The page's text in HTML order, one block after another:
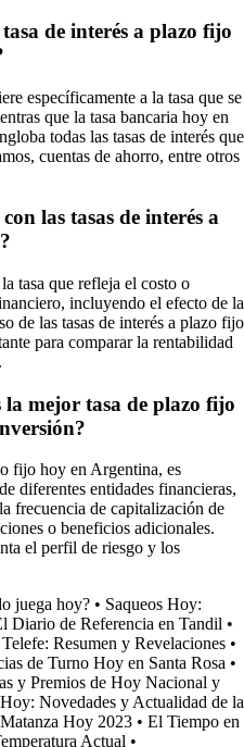
de interés a plazo fijo
específicamente a la tasa que se
que la tasa bancaria hoy en
todas las tasas de interés que
cuentas de ahorro, entre otros
las tasas de interés a
tasa que refleja el costo o
incluyendo el efecto de la
de las tasas de interés a plazo fijo
para comparar la rentabilidad
la mejor tasa de plazo fijo
fijo hoy en Argentina, es
diferentes entidades financieras,
frecuencia de capitalización de
o beneficios adicionales.
el perfil de riesgo y los
juega hoy? • Saqueos Hoy:
Diario de Referencia en Tandil •
Resumen y Revelaciones •
de Turno Hoy en Santa Rosa •
y Premios de Hoy Nacional y
Novedades y Actualidad de la
Hoy 2023 • El Tiempo en
Actual •